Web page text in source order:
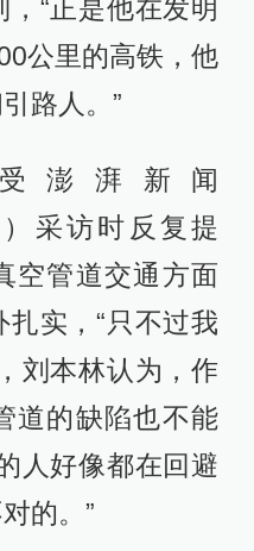
“正是他在发明
公里的高铁，他
路人。”
澎湃新闻
）采访时反复提
空管道交通方面
实，“只不过我
刘本林认为，作
道的缺陷也不能
人好像都在回避
的。”